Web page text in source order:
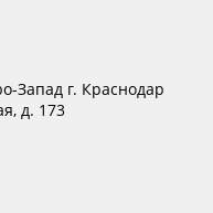
Запад г. Краснодар
д. 173